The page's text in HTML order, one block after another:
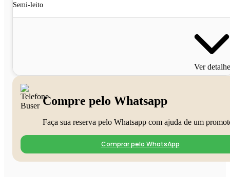
Semi-leito
Ver
Compre pelo Whatsapp
Faça sua reserva pelo Whatsapp com ajuda de um
Comprar pelo WhatsApp